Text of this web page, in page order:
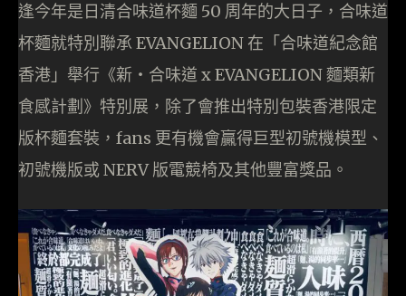
逢今年是日清合味道杯麵 50 周年的大日子，合味道
杯麵就特別聯承 EVANGELION 在「合味道紀念館
香港」舉行《新‧合味道 x EVANGELION 麵類新
食感計劃》特別展，除了會推出特別包裝香港限定
版杯麵套裝，fans 更有機會贏得巨型初號機模型、
初號機版或 NERV 版電競椅及其他豐富獎品。